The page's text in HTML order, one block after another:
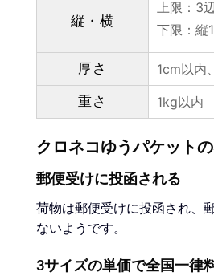
縦・横
上限：3
下限：縦
厚さ
1cm以内
重さ
1kg以内
クロネコゆうパケット
郵便受けに投函される
荷物は郵便受けに投函され、
ないようです。
3サイズの単価で全国一律